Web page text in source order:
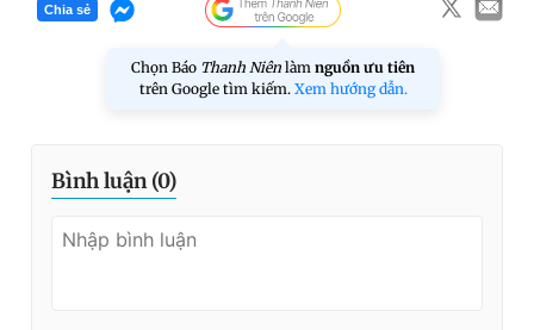
Chia sẻ
Chọn Báo Thanh Niên làm nguồn ưu tiên
trên Google tìm kiếm. Xem hướng dẫn.
Bình luận (0)